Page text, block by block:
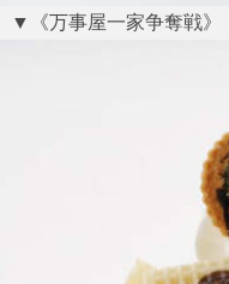
▼《万事屋一家争奪戦》